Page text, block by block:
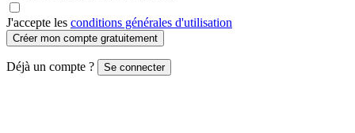
J'accepte les conditions générales d'utilisation
Créer mon compte gratuitement
Déjà un compte ? Se connecter